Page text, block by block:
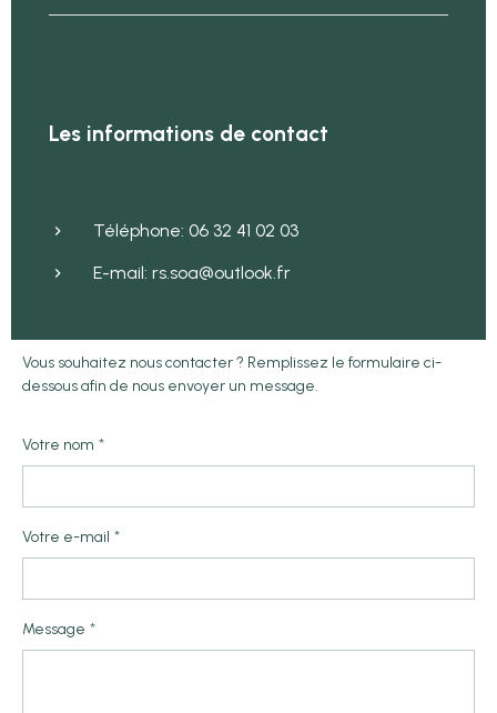
Les informations de contact
Téléphone: 06 32 41 02 03
E-mail: rs.soa@outlook.fr
Vous souhaitez nous contacter ? Remplissez le formulaire ci-
dessous afin de nous envoyer un message.
Votre nom
Votre e-mail
Message